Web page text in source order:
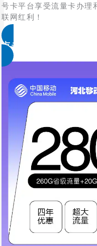
号卡平台享受流量卡办理
联网红利！
点击免费领取